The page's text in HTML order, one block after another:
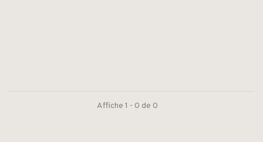
Affiche 1 - 0 de 0